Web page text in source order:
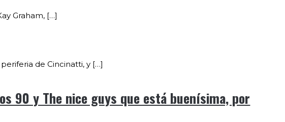
Graham, […]
de Cincinatti, y […]
90 y The nice guys que está buenísima, por